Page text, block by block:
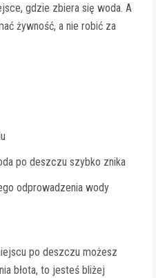
gdzie zbiera się woda. A
żywność, a nie robić za
po deszczu szybko znika
odprowadzenia wody
po deszczu możesz
błota, to jesteś bliżej